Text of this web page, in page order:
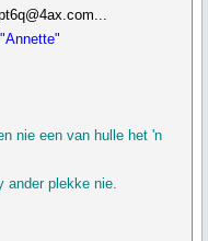
nie een van hulle het 'n
ander plekke nie.